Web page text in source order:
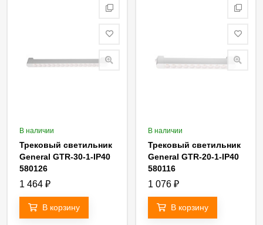
В наличии
Трековый светильник
General GTR-30-1-IP40
580126
1 464 ₽
В корзину
В наличии
Трековый светильник
General GTR-20-1-IP40
580116
1 076 ₽
В корзину